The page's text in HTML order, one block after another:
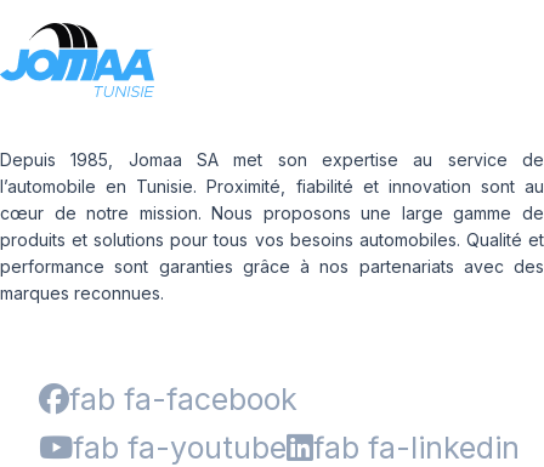
Depuis 1985, Jomaa SA met son expertise au service de
l’automobile en Tunisie. Proximité, fiabilité et innovation sont au
cœur de notre mission. Nous proposons une large gamme de
produits et solutions pour tous vos besoins automobiles. Qualité et
performance sont garanties grâce à nos partenariats avec des
marques reconnues.
fab fa-facebook
fab fa-youtube
fab fa-linkedin